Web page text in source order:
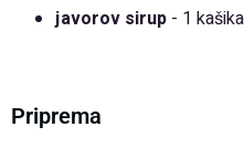
javorov sirup - 1 kašika
Priprema